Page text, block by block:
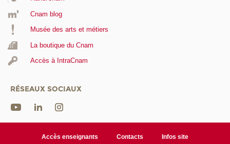
Cnam blog
Musée des arts et métiers
La boutique du Cnam
Accès à IntraCnam
RÉSEAUX SOCIAUX
Accès enseignants Contacts
Infos site